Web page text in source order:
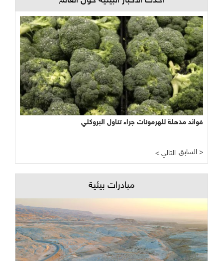
فوائد مذهلة للهرمونات جراء تناول البروكلي
< التالي السابق >
مبادرات بيئية